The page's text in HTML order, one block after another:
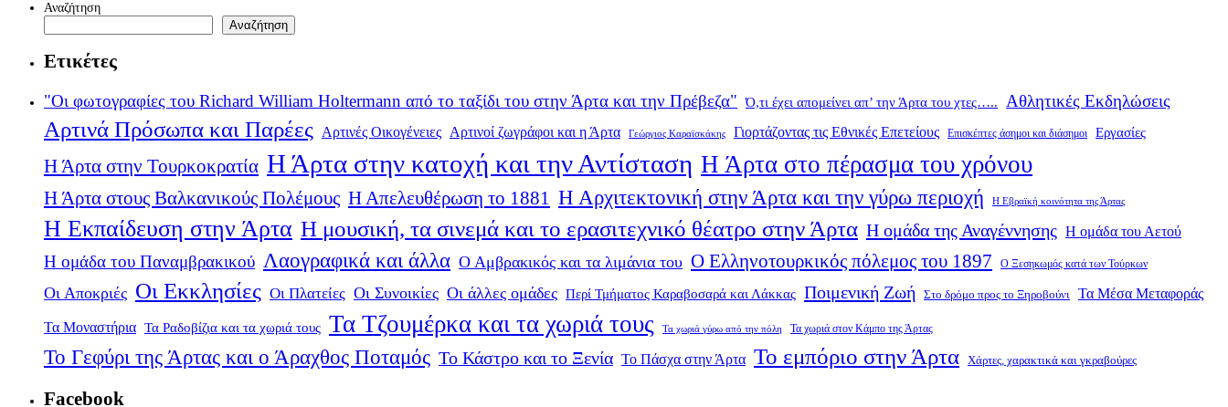
Αναζήτηση
Αναζήτηση
Ετικέτες
"Οι φωτογραφίες του Richard William Holtermann από το ταξίδι του στην Άρτα και την Πρέβεζα" Ό,τι έχει απομείνει απ’ την Άρτα του χτες….. Αθλητικές Εκδηλώσεις
Αρτινά Πρόσωπα και Παρέες Αρτινές Οικογένειες Αρτινοί ζωγράφοι και η Άρτα Γεώργιος Καραϊσκάκης Γιορτάζοντας τις Εθνικές Επετείους Επισκέπτες άσημοι και διάσημοι Εργασίες
Η Άρτα στην Τουρκοκρατία Η Άρτα στην κατοχή και την Αντίσταση Η Άρτα στο πέρασμα του χρόνου
Η Άρτα στους Βαλκανικούς Πολέμους Η Απελευθέρωση το 1881 Η Αρχιτεκτονική στην Άρτα και την γύρω περιοχή Η Εβραϊκή κοινότητα της Άρτας
Η Εκπαίδευση στην Άρτα Η μουσική, τα σινεμά και το ερασιτεχνικό θέατρο στην Άρτα Η ομάδα της Αναγέννησης Η ομάδα του Αετού
Η ομάδα του Παναμβρακικού Λαογραφικά και άλλα Ο Αμβρακικός και τα λιμάνια του Ο Ελληνοτουρκικός πόλεμος του 1897 Ο Ξεσηκωμός κατά των Τούρκων
Οι Αποκριές Οι Εκκλησίες Οι Πλατείες Οι Συνοικίες Οι άλλες ομάδες Περί Τμήματος Καραβοσαρά και Λάκκας Ποιμενική Ζωή Στο δρόμο προς το Ξηροβούνι Τα Μέσα Μεταφοράς
Τα Μοναστήρια Τα Ραδοβίζια και τα χωριά τους Τα Τζουμέρκα και τα χωριά τους Τα χωριά γύρω από την πόλη Τα χωριά στον Κάμπο της Άρτας
Το Γεφύρι της Άρτας και ο Άραχθος Ποταμός Το Κάστρο και το Ξενία Το Πάσχα στην Άρτα Το εμπόριο στην Άρτα Χάρτες, χαρακτικά και γκραβούρες
Facebook